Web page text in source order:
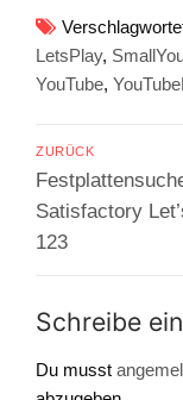
LetsPlay,
YouTube,
ZURÜCK
Vorheriger
Beitrag:
Satisfactory
123
Schreibe
Du musst